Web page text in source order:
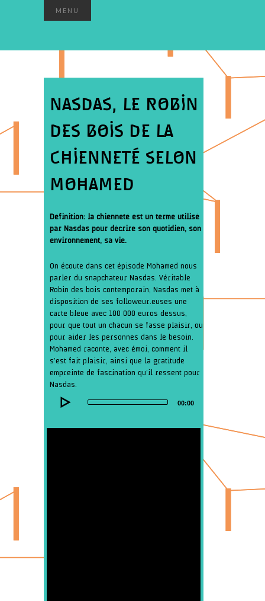
MENU
NASDAS, LE ROBIN
DES BOIS DE LA
CHIENNETÉ SELON
MOHAMED
Définition: la chienneté est un terme utilisé
par Nasdas pour décrire son quotidien, son
environnement, sa vie.
On écoute dans cet épisode Mohamed nous
parler du snapchateur Nasdas. Véritable
Robin des bois contemporain, Nasdas met à
disposition de ses followeur.euses une
carte bleue avec 100 000 euros dessus,
pour que tout un chacun se fasse plaisir, ou
pour aider les personnes dans le besoin.
Mohamed raconte, avec émoi, comment il
s’est fait plaisir, ainsi que la gratitude
empreinte de fascination qu’il ressent pour
Nasdas.
Audio
Player
00:00